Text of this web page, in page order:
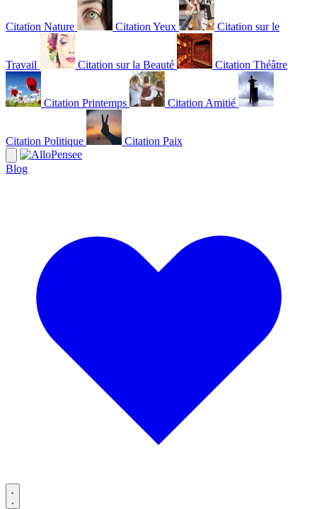
Citation Nature Citation Yeux Citation sur le
Travail Citation sur la Beauté Citation Théâtre
Citation Printemps Citation Amitié
Citation Politique Citation Paix
Blog